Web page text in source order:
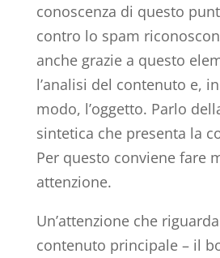
conoscenza di questo
contro lo spam
anche grazie a questo
l’analisi del contenuto e,
modo, l’oggetto. Parlo
sintetica che presenta la
Per questo conviene fare
attenzione.
Un’attenzione che
contenuto principale – il